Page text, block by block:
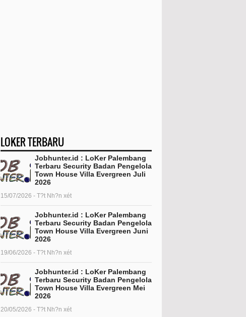
LOKER TERBARU
Jobhunter.id : LoKer Palembang
Terbaru Security Badan Pengelola
Town House Villa Evergreen Juli
2026
15/07/2026 - T?t Nh?n xét
Jobhunter.id : LoKer Palembang
Terbaru Security Badan Pengelola
Town House Villa Evergreen Juni
2026
19/06/2026 - T?t Nh?n xét
Jobhunter.id : LoKer Palembang
Terbaru Security Badan Pengelola
Town House Villa Evergreen Mei
2026
20/05/2026 - T?t Nh?n xét